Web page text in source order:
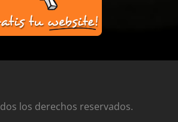
los derechos reservados.